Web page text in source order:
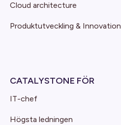
Cloud architecture
Produktutveckling & Innovation
CATALYSTONE FÖR
IT-chef
Högsta ledningen